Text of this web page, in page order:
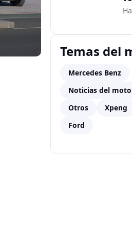
Temas del
Mercedes Benz
Noticias del
Otros
Xpeng
Ford